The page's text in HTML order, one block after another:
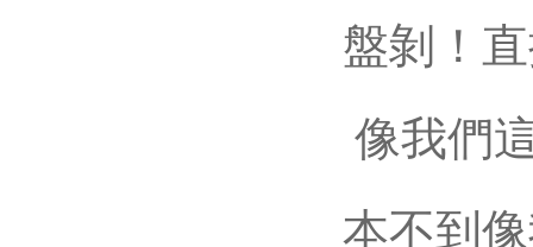
盤剝！
像我們
本不到像